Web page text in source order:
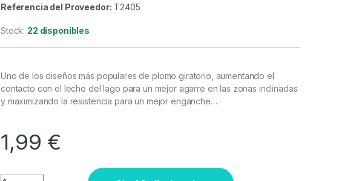
Referencia del Proveedor: T2405
Stock: 22 disponibles
Uno de los diseños más populares de plomo giratorio, aumentando el
contacto con el lecho del lago para un mejor agarre en las zonas inclinadas
y maximizando la resistencia para un mejor enganche…
1,99 €